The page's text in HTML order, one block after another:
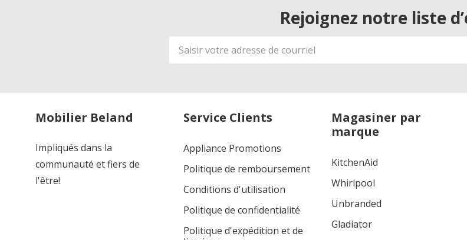
Rejoignez notre liste
Adresse
de
Mobilier Beland
Impliqués dans la
communauté et fiers de
l'être!
Service Clients
Appliance Promotions
Politique de remboursement
Conditions d'utilisation
Politique de confidentialité
Politique d'expédition et de
Magasiner par
marque
KitchenAid
Whirlpool
Unbranded
Gladiator